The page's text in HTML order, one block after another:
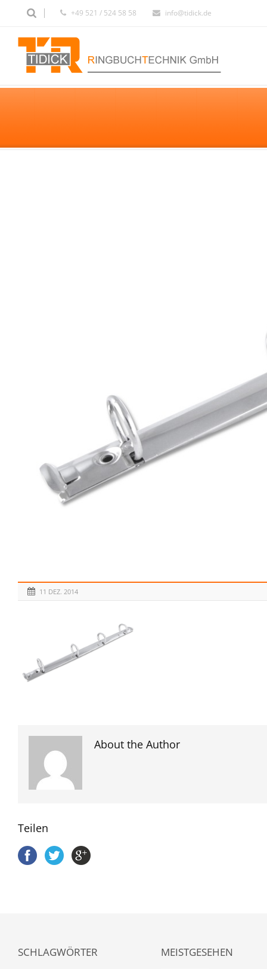
+49 521 / 524 58 58 info@tidick.de
11 DEZ. 2014
About the Author
Teilen
SCHLAGWÖRTER MEISTGESEHEN